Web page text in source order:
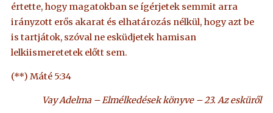
értette, hogy magatokban se ígérjetek semmit arra
irányzott erős akarat és elhatározás nélkül, hogy azt be
is tartjátok, szóval ne esküdjetek hamisan
lelkiismeretetek előtt sem.
(**) Máté 5:34
Vay Adelma – Elmélkedések könyve – 23. Az esküről